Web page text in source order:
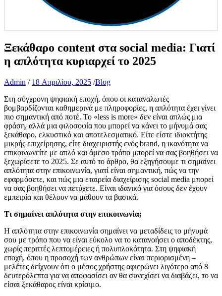
Ξεκάθαρο content στα social media: Γιατί
η απλότητα κυριαρχεί το 2025
Admin / 18 Απριλίου, 2025 /Blog
Στη σύγχρονη ψηφιακή εποχή, όπου οι καταναλωτές
βομβαρδίζονται καθημερινά με πληροφορίες, η απλότητα έχει γίνει
πιο σημαντική από ποτέ. Το «less is more» δεν είναι απλώς μια
φράση, αλλά μια φιλοσοφία που μπορεί να κάνει το μήνυμά σας
ξεκάθαρο, ελκυστικό και αποτελεσματικό. Είτε είστε ιδιοκτήτης
μικρής επιχείρησης, είτε διαχειριστής ενός brand, η ικανότητα να
επικοινωνείτε με απλό και άμεσο τρόπο μπορεί να σας βοηθήσει να
ξεχωρίσετε το 2025. Σε αυτό το άρθρο, θα εξηγήσουμε τι σημαίνει
απλότητα στην επικοινωνία, γιατί είναι σημαντική, πώς να την
εφαρμόσετε, και πώς μια εταιρεία διαχείρισης social media μπορεί
να σας βοηθήσει να πετύχετε. Είναι ιδανικό για όσους δεν έχουν
εμπειρία και θέλουν να μάθουν τα βασικά.
Τι σημαίνει απλότητα στην επικοινωνία;
Η απλότητα στην επικοινωνία σημαίνει να μεταδίδεις το μήνυμά
σου με τρόπο που να είναι εύκολο να το κατανοήσει ο αποδέκτης,
χωρίς περιττές λεπτομέρειες ή πολυπλοκότητα. Στη ψηφιακή
εποχή, όπου η προσοχή των ανθρώπων είναι περιορισμένη –
μελέτες δείχνουν ότι ο μέσος χρήστης αφιερώνει λιγότερο από 8
δευτερόλεπτα για να αποφασίσει αν θα συνεχίσει να διαβάζει, το να
είσαι ξεκάθαρος είναι κρίσιμο.